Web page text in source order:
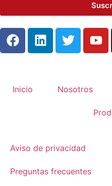
Inicio Nosotros
Aviso de privacidad
Preguntas frecuentes